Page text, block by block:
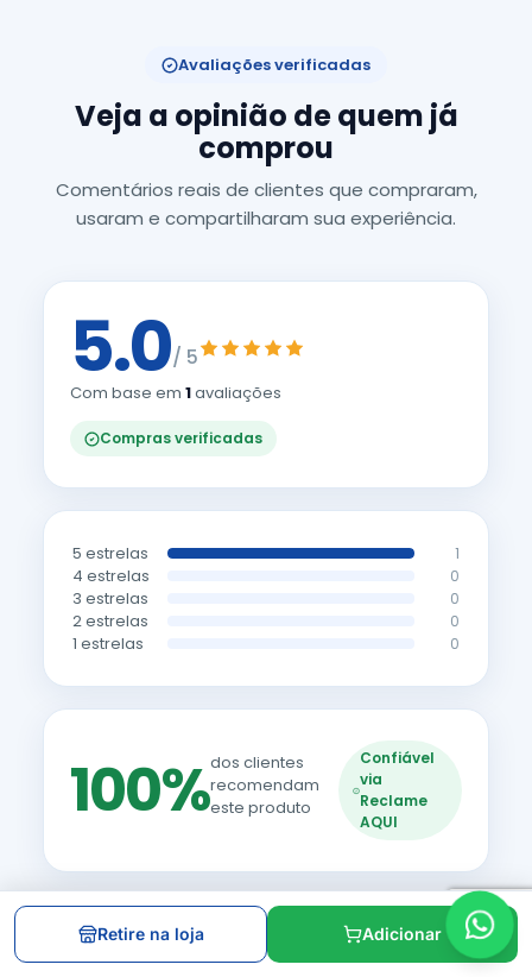
Avaliações verificadas
Veja a opinião de quem já
comprou
Comentários reais de clientes que compraram,
usaram e compartilharam sua experiência.
5.0/ 5
Com base em 1avaliações
Compras verificadas
5 estrelas 1
4 estrelas 0
3 estrelas 0
2 estrelas 0
1 estrelas 0
100%dos clientes
recomendam
este produto
Confiável
via
Reclame
AQUI
Todos 5 estrelas
3 estrelas
2 estrelas
1 estrela
Retire na loja Adicionar